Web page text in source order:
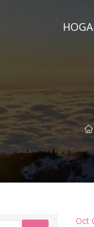
Oct